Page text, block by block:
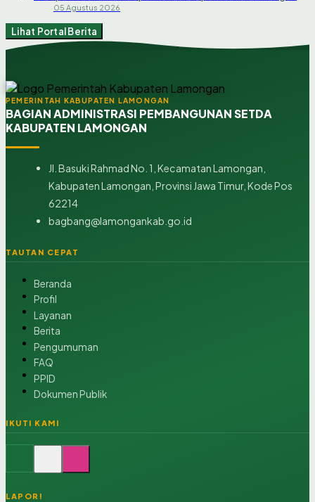
05 Agustus 2026
Lihat Portal Berita
PEMERINTAH KABUPATEN LAMONGAN
BAGIAN ADMINISTRASI PEMBANGUNAN SETDA
KABUPATEN LAMONGAN
Jl. Basuki Rahmad No. 1, Kecamatan Lamongan,
Kabupaten Lamongan, Provinsi Jawa Timur, Kode Pos
62214
bagbang@lamongankab.go.id
TAUTAN CEPAT
Beranda
Profil
Layanan
Berita
Pengumuman
FAQ
PPID
Dokumen Publik
IKUTI KAMI
LAPOR!